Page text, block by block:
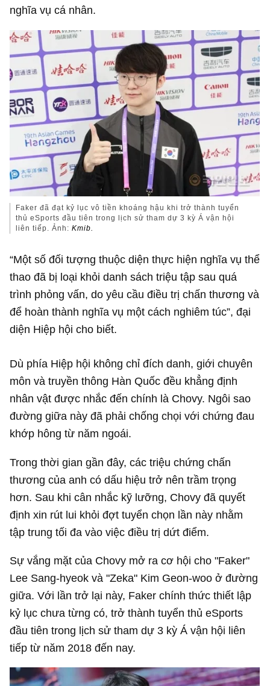
nghĩa vụ cá nhân.
Faker đã đạt kỷ lục vô tiền khoáng hậu khi trở thành tuyển
thủ eSports đầu tiên trong lịch sử tham dự 3 kỳ Á vận hội
liên tiếp. Ảnh:Kmib.
“Một số đối tượng thuộc diện thực hiện nghĩa vụ thể
thao đã bị loại khỏi danh sách triệu tập sau quá
trình phỏng vấn, do yêu cầu điều trị chấn thương và
để hoàn thành nghĩa vụ một cách nghiêm túc”, đại
diện Hiệp hội cho biết.
Dù phía Hiệp hội không chỉ đích danh, giới chuyên
môn và truyền thông Hàn Quốc đều khẳng định
nhân vật được nhắc đến chính là Chovy. Ngôi sao
đường giữa này đã phải chống chọi với chứng đau
khớp hông từ năm ngoái.
Trong thời gian gần đây, các triệu chứng chấn
thương của anh có dấu hiệu trở nên trầm trọng
hơn. Sau khi cân nhắc kỹ lưỡng, Chovy đã quyết
định xin rút lui khỏi đợt tuyển chọn lần này nhằm
tập trung tối đa vào việc điều trị dứt điểm.
Sự vắng mặt của Chovy mở ra cơ hội cho "Faker"
Lee Sang-hyeok và "Zeka" Kim Geon-woo ở đường
giữa. Với lần trở lại này, Faker chính thức thiết lập
kỷ lục chưa từng có, trở thành tuyển thủ eSports
đầu tiên trong lịch sử tham dự 3 kỳ Á vận hội liên
tiếp từ năm 2018 đến nay.